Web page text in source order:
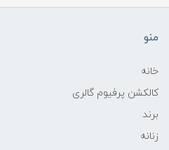
منو
خانه
کالکشن پرفیوم گالری
برند
زنانه